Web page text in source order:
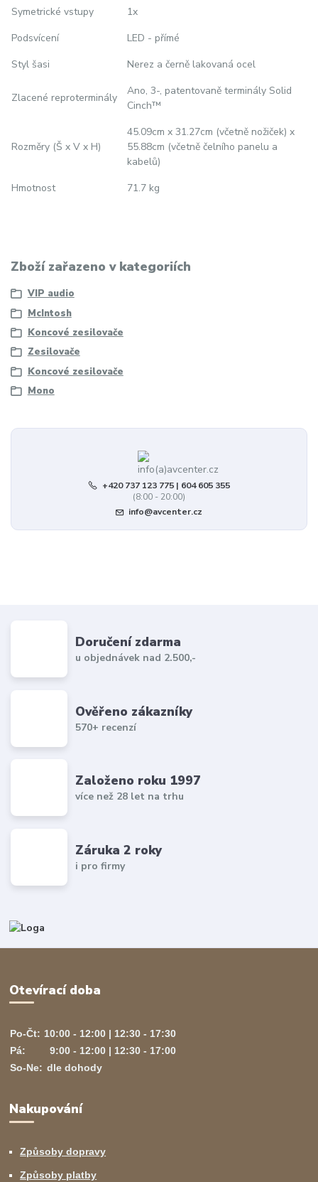
Symetrické vstupy
1x
Podsvícení
LED - přímé
Styl šasi
Nerez a černě lakovaná ocel
Zlacené reproterminály
Ano, 3-, patentovaně terminály Solid
Cinch™
Rozměry (Š x V x H)
45.09cm x 31.27cm (včetně nožiček) x
55.88cm (včetně čelního panelu a
kabelů)
Hmotnost
71.7 kg
Zboží zařazeno v kategoriích
VIP audio
McIntosh
Koncové zesilovače
Zesilovače
Koncové zesilovače
Mono
+420 737 123 775 | 604 605 355
(8:00 - 20:00)
info@avcenter.cz
Doručení zdarma
u objednávek nad 2.500,-
Ověřeno zákazníky
570+ recenzí
Založeno roku 1997
více než 28 let na trhu
Záruka 2 roky
i pro firmy
Otevírací doba
Po-Čt: 10:00 - 12:00 | 12:30 - 17:30
Pá:
9:00 - 12:00 | 12:30 - 17:00
So-Ne: dle dohody
Nakupování
Způsoby dopravy
Způsoby platby